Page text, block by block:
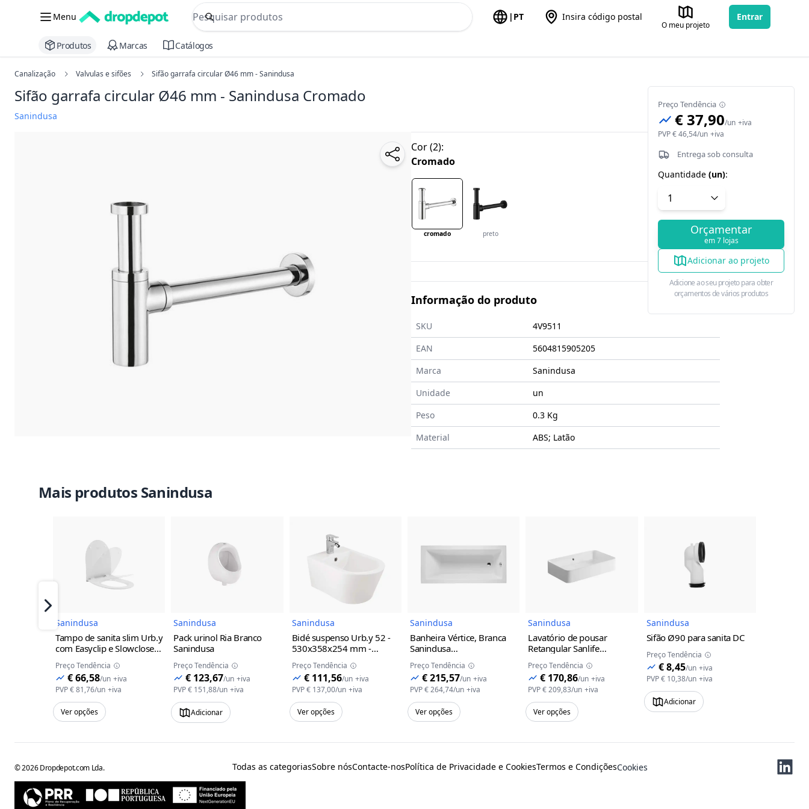
Menu
commerce search no header
Procurar
| PT Insira código postal
O meu projeto
Entrar
Produtos Marcas Catálogos
Canalização Valvulas e sifões Sifão garrafa circular Ø46 mm - Sanindusa
Sifão garrafa circular Ø46 mm - Sanindusa Cromado
Sanindusa
Cor(2):
Cromado
cromado preto
Informação do produto
SKU
4V9511
EAN
5604815905205
Marca
Sanindusa
Unidade
un
Peso
0.3 Kg
Material
ABS; Latão
Preço Tendência
€ 37,90/un +iva
PVP€ 46,54/un +iva
Entrega sob consulta
Quantidade (un):
Orçamentar
em 7 lojas
Adicionar ao projeto
Adicione ao seu projeto para obter
orçamentos de vários produtos
Mais produtos Sanindusa
Sanindusa
Tampo de sanita slim Urb.y
com Easyclip e Slowclose
Sanindusa
Branco
Preço Tendência
€ 66,58/un +iva
PVP€ 81,76/un +iva
Ver opções
Imagem do Produto
Sanindusa
Pack urinol Ria Branco
Sanindusa
Preço Tendência
€ 123,67/un +iva
PVP€ 151,88/un +iva
Adicionar
Imagem do Produto
Sanindusa
Bidé suspenso Urb.y 52 -
530x358x254 mm -
Sanindusa
Branco
Preço Tendência
€ 111,56/un +iva
PVP€ 137,00/un +iva
Ver opções
Imagem do Produto
Sanindusa
Banheira Vértice, Branca
Sanindusa
1750x800x405mm
Preço Tendência
€ 215,57/un +iva
PVP€ 264,74/un +iva
Ver opções
Sanindusa
Lavatório de pousar
Retangular Sanlife
Sanindusa
60x35
Preço Tendência
€ 170,86/un +iva
PVP€ 209,83/un +iva
Ver opções
Imagem do Produto
Sanindusa
Sifão Ø90 para sanita DC
Preço Tendência
€ 8,45/un +iva
PVP€ 10,38/un +iva
Adicionar
Próximo
©2026 Dropdepot.com Lda. Todas as categoriasSobre nósContacte-nosPolítica de Privacidade e CookiesTermos e CondiçõesCookies